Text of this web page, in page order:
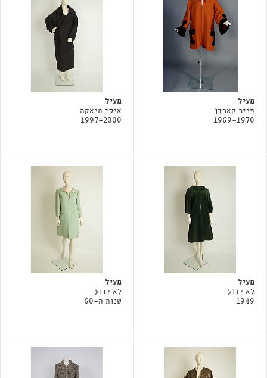
מעיל
פייר קארדן
1969-1970
מעיל
איסי מיאקה
1997-2000
מעיל
לא ידוע
1949
מעיל
לא ידוע
שנות ה-60